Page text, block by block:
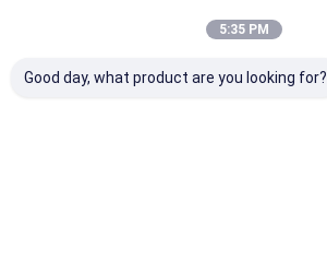
5:35 PM
Good day, what product are you looking for?